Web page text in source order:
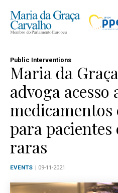
Public Interventions
Maria da
advoga acesso
para pacientes
raras
EVENTS | 09-11-2021